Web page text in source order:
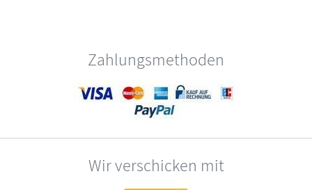
Zahlungsmethoden
Wir verschicken mit